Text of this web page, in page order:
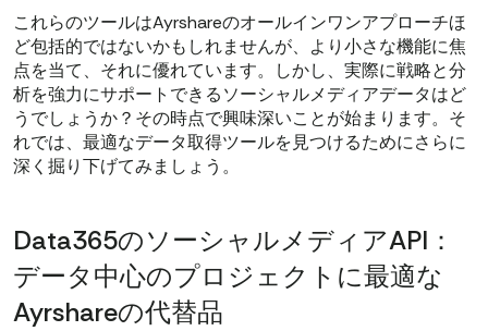
これらのツールはAyrshareのオールインワンアプローチほ
ど包括的ではないかもしれませんが、より小さな機能に焦
点を当て、それに優れています。しかし、実際に戦略と分
析を強力にサポートできるソーシャルメディアデータはど
うでしょうか？その時点で興味深いことが始まります。そ
れでは、最適なデータ取得ツールを見つけるためにさらに
深く掘り下げてみましょう。
Data365のソーシャルメディアAPI：
データ中心のプロジェクトに最適な
Ayrshareの代替品